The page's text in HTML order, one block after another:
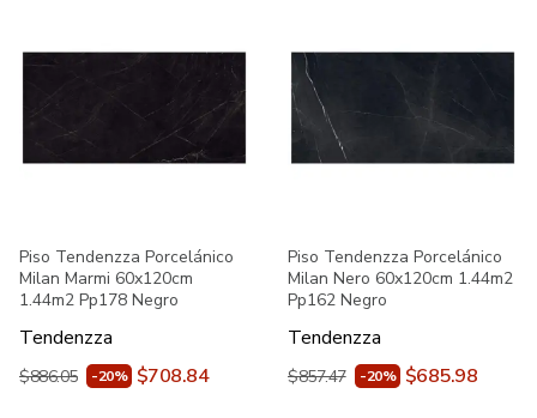
Piso Tendenzza Porcelánico
Milan Marmi 60x120cm
1.44m2 Pp178 Negro
Tendenzza
$886.05 -20% $708.84
Piso Tendenzza Porcelánico
Milan Nero 60x120cm 1.44m2
Pp162 Negro
Tendenzza
$857.47 -20% $685.98